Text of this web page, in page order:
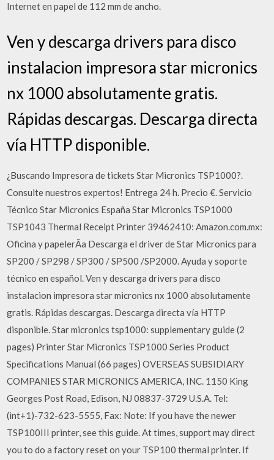
Internet en papel de 112 mm de ancho.
Ven y descarga drivers para disco
instalacion impresora star micronics
nx 1000 absolutamente gratis.
Rápidas descargas. Descarga directa
vía HTTP disponible.
¿Buscando Impresora de tickets Star Micronics TSP1000?.
Consulte nuestros expertos! Entrega 24 h. Precio €. Servicio
Técnico Star Micronics España Star Micronics TSP1000
TSP1043 Thermal Receipt Printer 39462410: Amazon.com.mx:
Oficina y papelerÃ­a Descarga el driver de Star Micronics para
SP200 / SP298 / SP300 / SP500 /SP2000. Ayuda y soporte
técnico en español. Ven y descarga drivers para disco
instalacion impresora star micronics nx 1000 absolutamente
gratis. Rápidas descargas. Descarga directa vía HTTP
disponible. Star micronics tsp1000: supplementary guide (2
pages) Printer Star Micronics TSP1000 Series Product
Specifications Manual (66 pages) OVERSEAS SUBSIDIARY
COMPANIES STAR MICRONICS AMERICA, INC. 1150 King
Georges Post Road, Edison, NJ 08837-3729 U.S.A. Tel:
(int+1)-732-623-5555, Fax: Note: If you have the newer
TSP100III printer, see this guide. At times, support may direct
you to do a factory reset on your TSP100 thermal printer. If